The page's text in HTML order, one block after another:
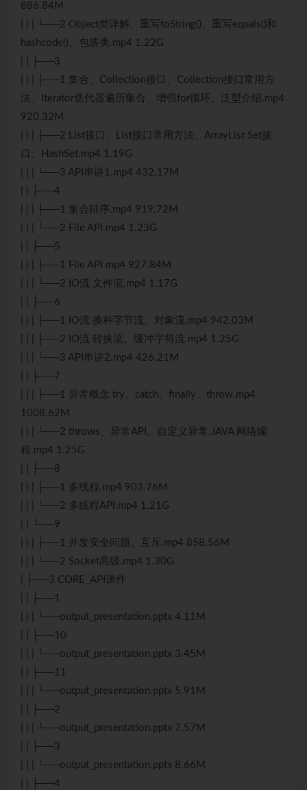
886.84M
| | | └──2 Object类详解、重写toString()、重写equals()和
hashcode()、包装类.mp4 1.22G
| | ├──3
| | | ├──1 集合、Collection接口、Collection接口常用方
法、Iterator迭代器遍历集合、增强for循环、泛型介绍.mp4
920.32M
| | | ├──2 List接口、List接口常用方法、ArrayList Set接
口、HashSet.mp4 1.19G
| | | └──3 API串讲1.mp4 432.17M
| | ├──4
| | | ├──1 集合排序.mp4 919.72M
| | | └──2 File API.mp4 1.23G
| | ├──5
| | | ├──1 File API.mp4 927.84M
| | | └──2 IO流 文件流.mp4 1.17G
| | ├──6
| | | ├──1 IO流 换种字节流、对象流.mp4 942.03M
| | | ├──2 IO流 转换流、缓冲字符流.mp4 1.25G
| | | └──3 API串讲2.mp4 426.21M
| | ├──7
| | | ├──1 异常概念 try、catch、finally、throw.mp4
1008.62M
| | | └──2 throws、异常API、自定义异常.JAVA 网络编
程.mp4 1.25G
| | ├──8
| | | ├──1 多线程.mp4 903.76M
| | | └──2 多线程API.mp4 1.21G
| | └──9
| | | ├──1 并发安全问题、互斥.mp4 858.56M
| | | └──2 Socket高级.mp4 1.30G
| ├──3 CORE_API课件
| | ├──1
| | | └──output_presentation.pptx 4.11M
| | ├──10
| | | └──output_presentation.pptx 3.45M
| | ├──11
| | | └──output_presentation.pptx 5.91M
| | ├──2
| | | └──output_presentation.pptx 7.57M
| | ├──3
| | | └──output_presentation.pptx 8.66M
| | ├──4